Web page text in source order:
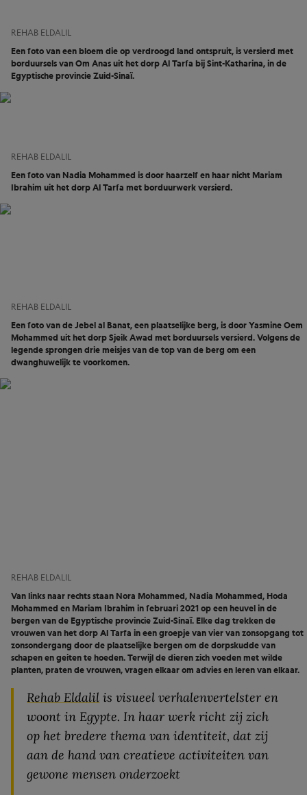
REHAB ELDALIL
Een foto van een bloem die op verdroogd land ontspruit, is versierd met
borduursels van Om Anas uit het dorp Al Tarfa bij Sint-Katharina, in de
Egyptische provincie Zuid-Sinaï.
REHAB ELDALIL
Een foto van Nadia Mohammed is door haarzelf en haar nicht Mariam
Ibrahim uit het dorp Al Tarfa met borduurwerk versierd.
REHAB ELDALIL
Een foto van de Jebel al Banat, een plaatselijke berg, is door Yasmine Oem
Mohammed uit het dorp Sjeik Awad met borduursels versierd. Volgens de
legende sprongen drie meisjes van de top van de berg om een
dwanghuwelijk te voorkomen.
REHAB ELDALIL
Van links naar rechts staan Nora Mohammed, Nadia Mohammed, Hoda
Mohammed en Mariam Ibrahim in februari 2021 op een heuvel in de
bergen van de Egyptische provincie Zuid-Sinaï. Elke dag trekken de
vrouwen van het dorp Al Tarfa in een groepje van vier van zonsopgang tot
zonsondergang door de plaatselijke bergen om de dorpskudde van
schapen en geiten te hoeden. Terwijl de dieren zich voeden met wilde
planten, praten de vrouwen, vragen elkaar om advies en leren van elkaar.
Rehab Eldalil is visueel verhalenvertelster en
woont in Egypte. In haar werk richt zij zich
op het bredere thema van identiteit, dat zij
aan de hand van creatieve activiteiten van
gewone mensen onderzoekt